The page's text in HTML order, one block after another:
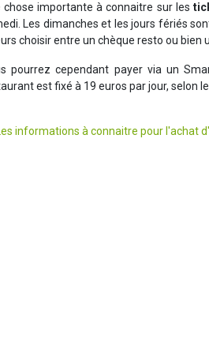
chose importante à connaitre sur les
Les dimanches et les jours fériés
choisir entre un chèque resto ou bien
pourrez cependant payer via un
est fixé à 19 euros par jour, selon
informations à connaitre pour l′achat